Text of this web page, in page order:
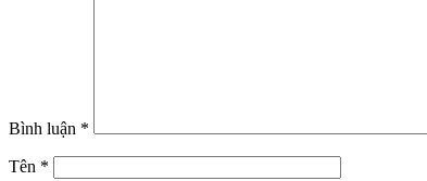
Bình luận *
Tên *